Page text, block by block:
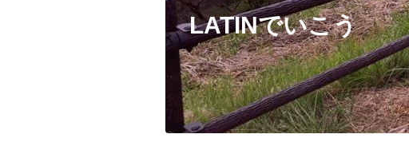
LATINでいこう